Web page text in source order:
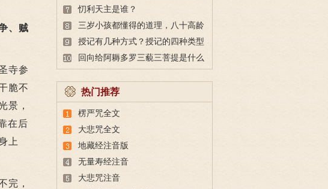
、贼
寺参
脆不
景，
在后
上
完，
来
忉利天主是谁？
三岁小孩都懂得的道理，八十高龄
也未必做得到
授记有几种方式？授记的四种类型
回向给阿耨多罗三藐三菩提是什么
热门推荐
楞严咒全文
大悲咒全文
地藏经注音版
无量寿经注音
大悲咒注音